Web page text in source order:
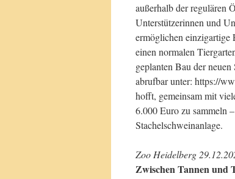
außerhalb der regulären
Unterstützerinnen und
ermöglichen
einen normalen
geplanten Bau der
abrufbar unter: https://
hofft, gemeinsam mit
6.000 Euro zu sammeln
Stachelschweinanlage.
Zoo Heidelberg
Zwischen Tannen und